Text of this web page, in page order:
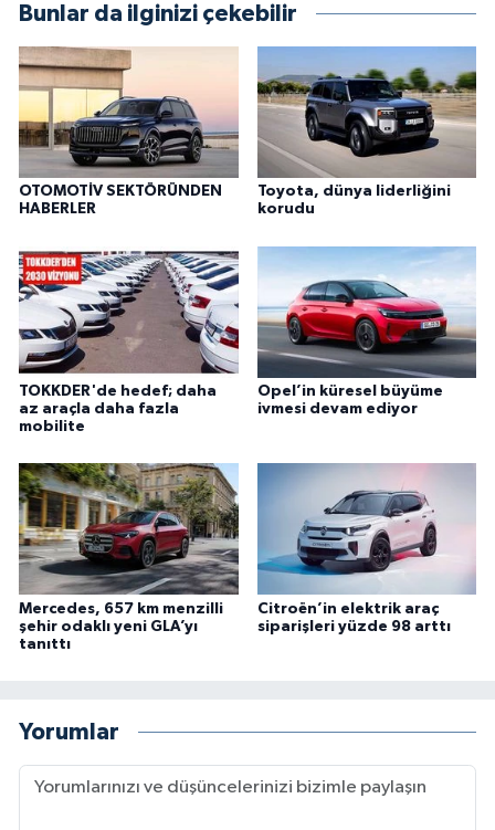
Bunlar da ilginizi çekebilir
OTOMOTİV SEKTÖRÜNDEN
HABERLER
Toyota, dünya liderliğini
korudu
TOKKDER'de hedef; daha
az araçla daha fazla
mobilite
Opel’in küresel büyüme
ivmesi devam ediyor
Mercedes, 657 km menzilli
şehir odaklı yeni GLA’yı
tanıttı
Citroën’in elektrik araç
siparişleri yüzde 98 arttı
Yorumlar